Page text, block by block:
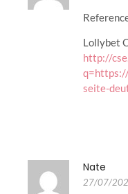
Lollybet
http://
seite-
Nate
27/07/